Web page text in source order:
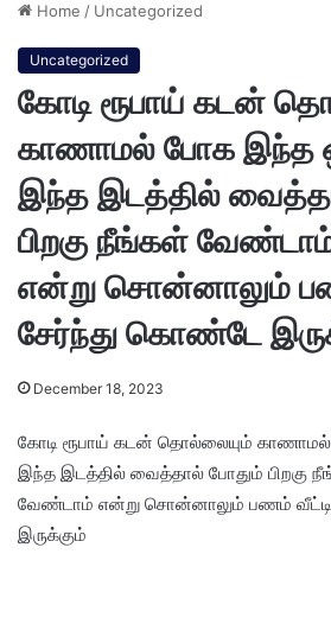
Home / Uncategorized
Uncategorized
கோடி ரூபாய் கடன்
காணாமல் போக இந்த
இந்த இடத்தில்
பிறகு நீங்கள்
என்று சொன்னாலும்
சேர்ந்து கொண்டே
December 18, 2023
கோடி ரூபாய் கடன் தொல்லையும்
இந்த இடத்தில் வைத்தால் போதும் பிறகு
வேண்டாம் என்று சொன்னாலும் பணம்
இருக்கும்